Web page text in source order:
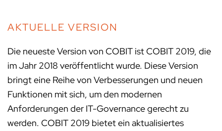
AKTUELLE VERSION
Die neueste Version von COBIT ist COBIT 2019, die
im Jahr 2018 veröffentlicht wurde. Diese Version
bringt eine Reihe von Verbesserungen und neuen
Funktionen mit sich, um den modernen
Anforderungen der IT-Governance gerecht zu
werden. COBIT 2019 bietet ein aktualisiertes